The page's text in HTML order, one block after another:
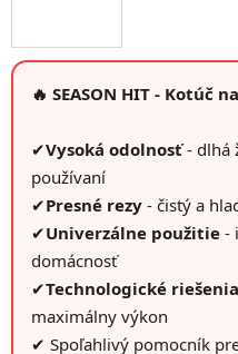
🔥 SEASON HIT - Kotúč
✔Vysoká odolnosť- dlhá
používaní
✔Presné rezy - čistý a
✔Univerzálne použitie -
domácnosť
✔Technologické riešenia
maximálny výkon
✔ Spoľahlivý pomocník